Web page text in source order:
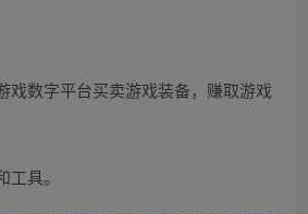
戏数字平台买卖游戏装备，赚取游戏
具。